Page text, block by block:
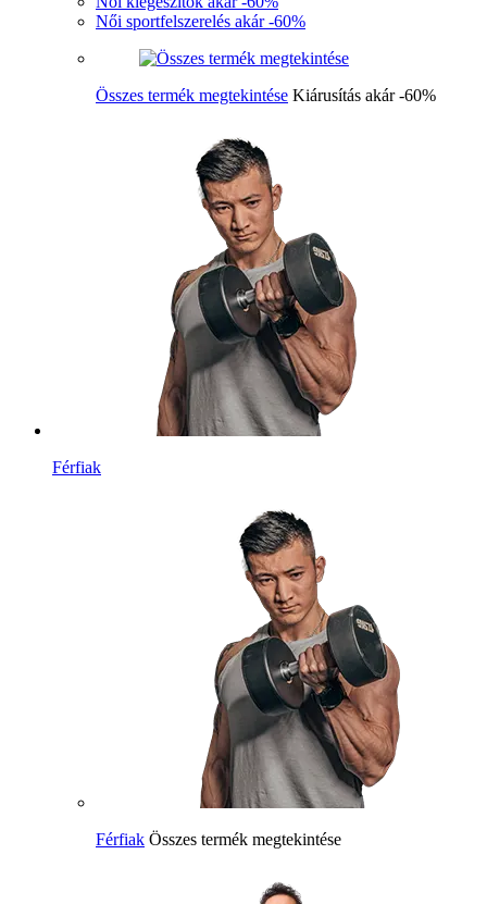
Női sportfelszerelés akár -60%
Összes termék megtekintése Kiárusítás akár -60%
Férfiak
Férfiak Összes termék megtekintése